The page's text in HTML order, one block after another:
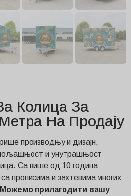
Колица За
На Продају
производњу и дизајн,
и унутрашњост
Са више од 10 година
прописима и захтевима многих
Можемо прилагодити вашу